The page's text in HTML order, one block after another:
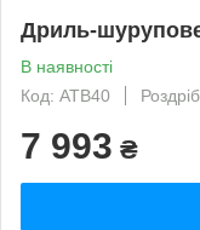
Дриль-
В наявності
Код: ATB40
Роздріб
7 993 ₴